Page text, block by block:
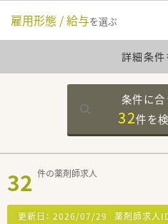
雇用形態 / 給与を選ぶ
詳細条
条件に
32件を
32 件の薬剤師求人
更新日： 2026/07/29 薬剤師求人ID